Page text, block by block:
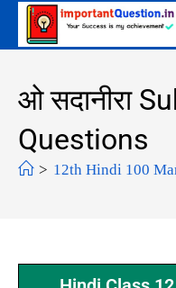
ओ सदानीरा
Questions
> 12th Hindi 100